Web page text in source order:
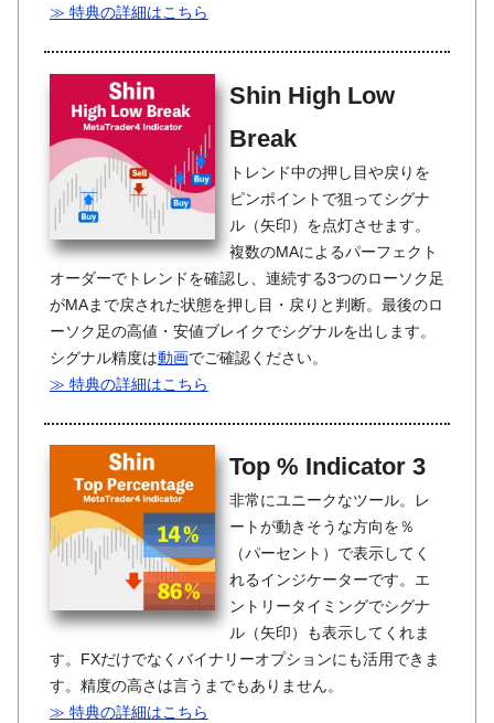
≫ 特典の詳細はこちら
Shin High Low
Break
トレンド中の押し目や戻りを
ピンポイントで狙ってシグナ
ル（矢印）を点灯させます。
複数のMAによるパーフェクト
オーダーでトレンドを確認し、連続する3つのローソク足
がMAまで戻された状態を押し目・戻りと判断。最後のロ
ーソク足の高値・安値ブレイクでシグナルを出します。
シグナル精度は動画でご確認ください。
≫ 特典の詳細はこちら
Top % Indicator 3
非常にユニークなツール。レ
ートが動きそうな方向を％
（パーセント）で表示してく
れるインジケーターです。エ
ントリータイミングでシグナ
ル（矢印）も表示してくれま
す。FXだけでなくバイナリーオプションにも活用できま
す。精度の高さは言うまでもありません。
≫ 特典の詳細はこちら